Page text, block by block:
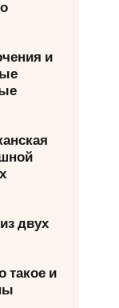
и
двух
такое и